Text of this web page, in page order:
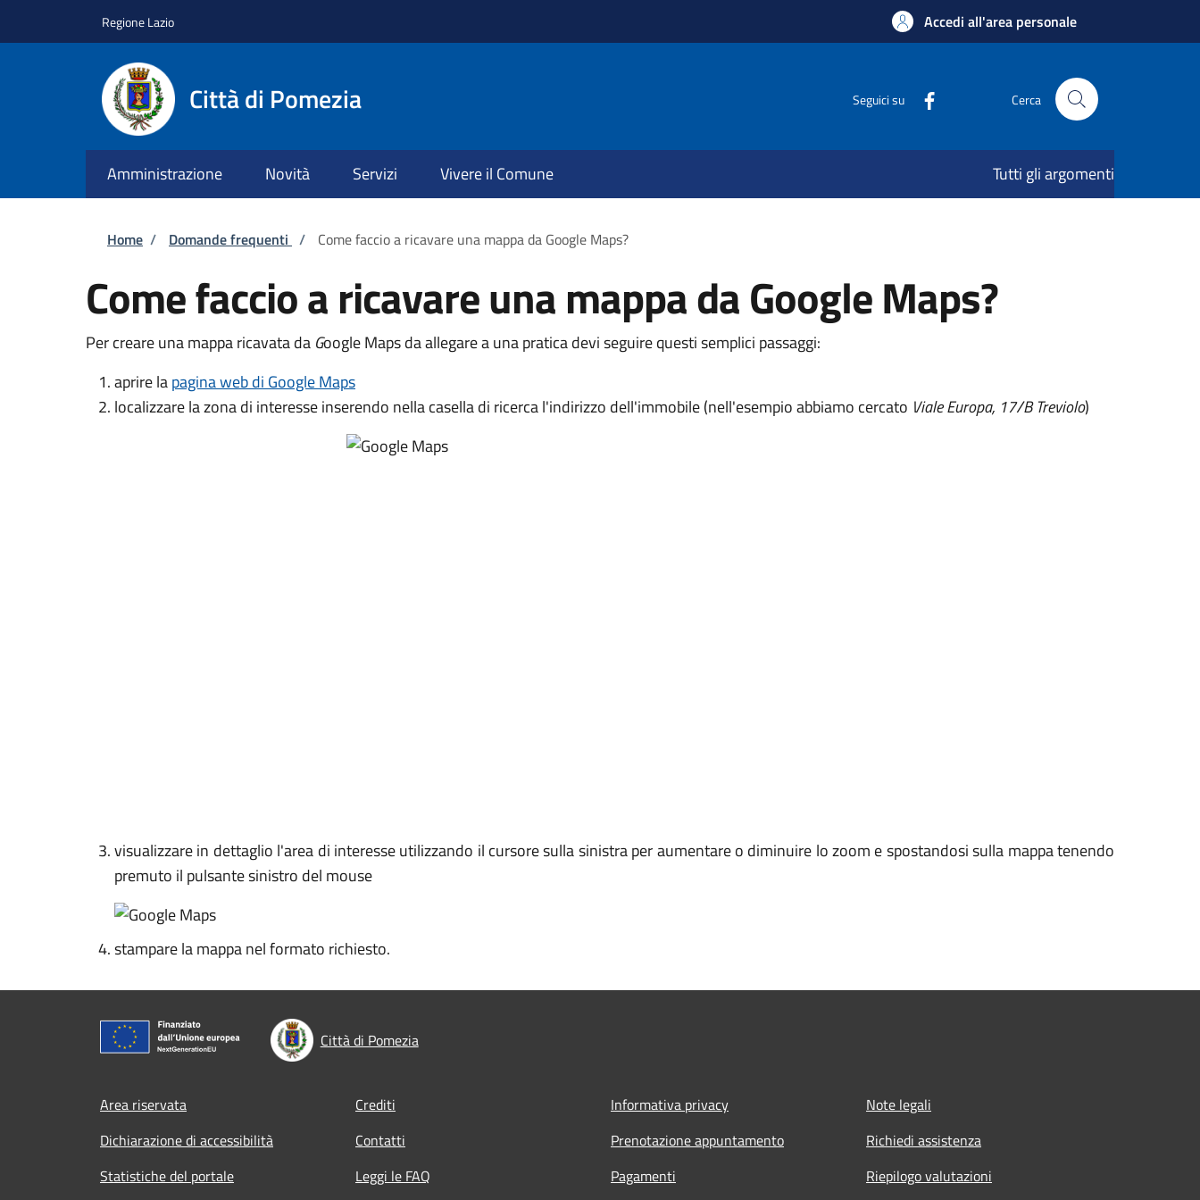
Regione Lazio Accedi all'area personale
Città di Pomezia Seguici su Cerca
Amministrazione Novità Servizi Vivere il Comune Tutti gli argomenti
Briciole di pane
Home / Domande frequenti / Come faccio a ricavare una mappa da Google Maps?
Come faccio a ricavare una mappa da Google Maps?
Per creare una mappa ricavata da Google Maps da allegare a una pratica devi seguire questi semplici passaggi:
aprire lapagina web di Google Maps
localizzare la zona di interesse inserendo nella casella di ricerca l'indirizzo dell'immobile (nell'esempio abbiamo cercato Viale Europa, 17/B Treviolo)
visualizzare in dettaglio l'area di interesse utilizzando il cursore sulla sinistra per aumentare o diminuire lo zoom e spostandosi sulla mappa tenendo
premuto il pulsante sinistro del mouse
stampare la mappa nel formato richiesto.
Città di Pomezia
Footer menu
Area riservata Crediti Informativa privacy
Note legali
Dichiarazione di accessibilità
Contatti Prenotazione appuntamento
Richiedi assistenza
Statistiche del portale
Leggi le FAQ Pagamenti Riepilogo valutazioni